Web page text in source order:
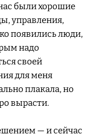
были хорошие
управления,
появились люди,
надо
своей
для меня
плакала, но
вырасти.
— и сейчас